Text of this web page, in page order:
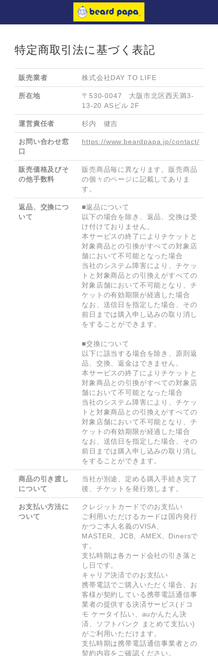
トップページ
FAQ
購入履歴
法人のお客様
特定商取引法に基づく表記
販売業者 株式会社DAY TO LIFE
所在地
〒530-0047　大阪市北区西天満3-
13-20 ASビル 2F
運営責任者 杉内　健吉
お問い合わせ窓
口
https://www.beardpapa.jp/contact/
販売価格及びそ
の他手数料
販売商品毎に異なります。販売商品
の個々のページに記載してありま
す。
返品、交換につ
いて
■返品について
以下の場合を除き、返品、交換は受
け付けておりません。
本サービスの終了によりチケットと
対象商品との引換がすべての対象店
舗において不可能となった場合
当社のシステム障害により、チケッ
トと対象商品との引換えがすべての
対象店舗において不可能となり、チ
ケットの有効期限が経過した場合
なお、送信日を指定した場合、その
前日までは購入申し込みの取り消し
をすることができます。
■交換について
以下に該当する場合を除き、原則返
品、交換、返金はできません。
本サービスの終了によりチケットと
対象商品との引換がすべての対象店
舗において不可能となった場合
当社のシステム障害により、チケッ
トと対象商品との引換えがすべての
対象店舗において不可能となり、チ
ケットの有効期限が経過した場合
なお、送信日を指定した場合、その
前日までは購入申し込みの取り消し
をすることができます。
商品の引き渡し
について
当社が別途、定める購入手続き完了
後、チケットを発行致します。
お支払い方法に
ついて
クレジットカードでのお支払い
ご利用いただけるカードは国内発行
かつご本人名義のVISA、
MASTER、JCB、AMEX、Dinersで
す。
支払時期は各カード会社の引き落と
し日です。
キャリア決済でのお支払い
携帯電話でご購入いただく場合、お
客様が契約している携帯電話通信事
業者の提供する決済サービス(ドコ
モ ケータイ払い、auかんたん決
済、ソフトバンク まとめて支払い)
がご利用いただけます。
支払時期は携帯電話通信事業者との
契約内容をご確認ください。